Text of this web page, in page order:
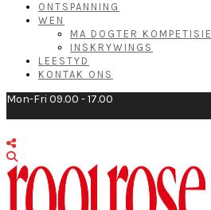
ONTSPANNING
WEN
MA DOGTER KOMPETISIE
INSKRYWINGS
LEESTYD
KONTAK ONS
Mon-Fri 09.00 - 17.00